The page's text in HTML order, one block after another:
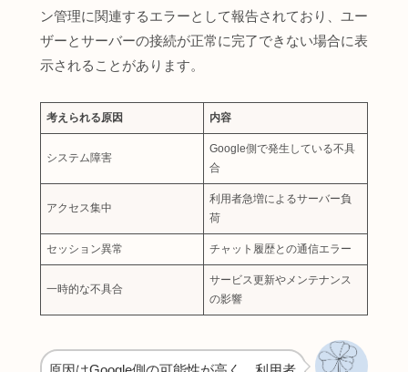
ン管理に関連するエラーとして報告されており、ユー
ザーとサーバーの接続が正常に完了できない場合に表
示されることがあります。
考えられる原因 内容
システム障害
Google側で発生している不具
合
アクセス集中
利用者急増によるサーバー負
荷
セッション異常 チャット履歴との通信エラー
一時的な不具合
サービス更新やメンテナンス
の影響